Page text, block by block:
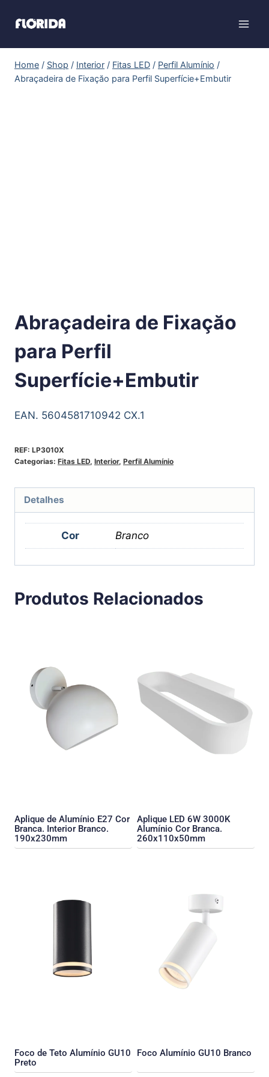
Home / Shop / Interior / Fitas LED / Perfil Alumínio /
Abraçadeira de Fixaçăo para Perfil Superfície+Embutir
Abraçadeira de Fixaçăo
para Perfil
Superfície+Embutir
EAN. 5604581710942 CX.1
REF: LP3010X
Categorias: Fitas LED, Interior, Perfil Alumínio
Detalhes
Cor Branco
Produtos Relacionados
Aplique de Alumínio E27 Cor
Branca. Interior Branco.
190x230mm
Aplique LED 6W 3000K
Alumínio Cor Branca.
260x110x50mm
Foco de Teto Alumínio GU10
Preto
Foco Alumínio GU10 Branco